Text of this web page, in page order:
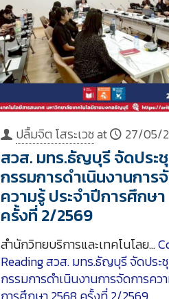
ปลื้มจิต โสระเวชat 27/05/
สวส. มทร.ธัญบุรี จัดประ
กรรมการดำเนินงานการ
ความรู้ ประจำปีการศึกษ
ครั้งที่ 2/2569
สำนักวิทยบริการและเทคโนโลย…
Readingสวส. มทร.ธัญบุรี จัดประ
กรรมการดำเนินงานการจัดการคว